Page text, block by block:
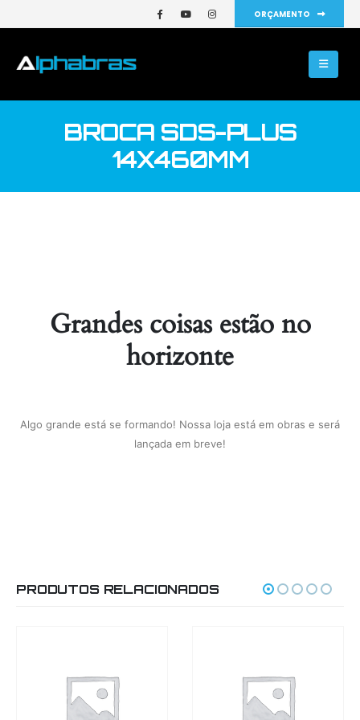
ORÇAMENTO
BROCA SDS-PLUS
14X460MM
Grandes coisas estão no
horizonte
Algo grande está se formando! Nossa loja está em obras e será
lançada em breve!
PRODUTOS RELACIONADOS